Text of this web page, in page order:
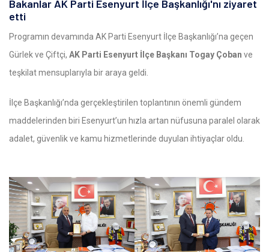
Bakanlar AK Parti Esenyurt İlçe Başkanlığı'nı ziyaret
etti
Programın devamında AK Parti Esenyurt İlçe Başkanlığı’na geçen
Gürlek ve Çiftçi, AK Parti Esenyurt İlçe Başkanı Togay Çoban ve
teşkilat mensuplarıyla bir araya geldi.
İlçe Başkanlığı’nda gerçekleştirilen toplantının önemli gündem
maddelerinden biri Esenyurt’un hızla artan nüfusuna paralel olarak
adalet, güvenlik ve kamu hizmetlerinde duyulan ihtiyaçlar oldu.